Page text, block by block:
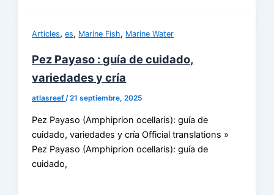
Articles,es, Marine Fish, Marine Water
Pez Payaso : guía de cuidado,
variedades y cría
atlasreef/21 septiembre, 2025
Pez Payaso (Amphiprion ocellaris): guía de
cuidado, variedades y cría Official translations »
Pez Payaso (Amphiprion ocellaris): guía de
cuidado,